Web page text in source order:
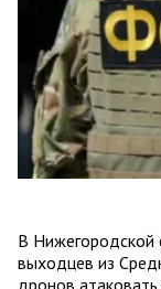
В Нижегородской
выходцев из